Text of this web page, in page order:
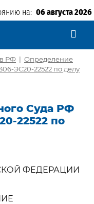
на: 06 августа 2026
РФ | Определение
ЭС20-22522 по делу
Суда РФ
22522 по
ФЕДЕРАЦИИ